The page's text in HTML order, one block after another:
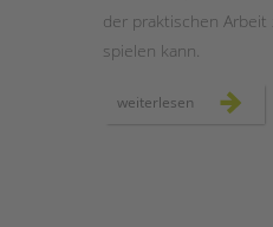
der praktischen Arbeit
spielen kann.
weiterlesen